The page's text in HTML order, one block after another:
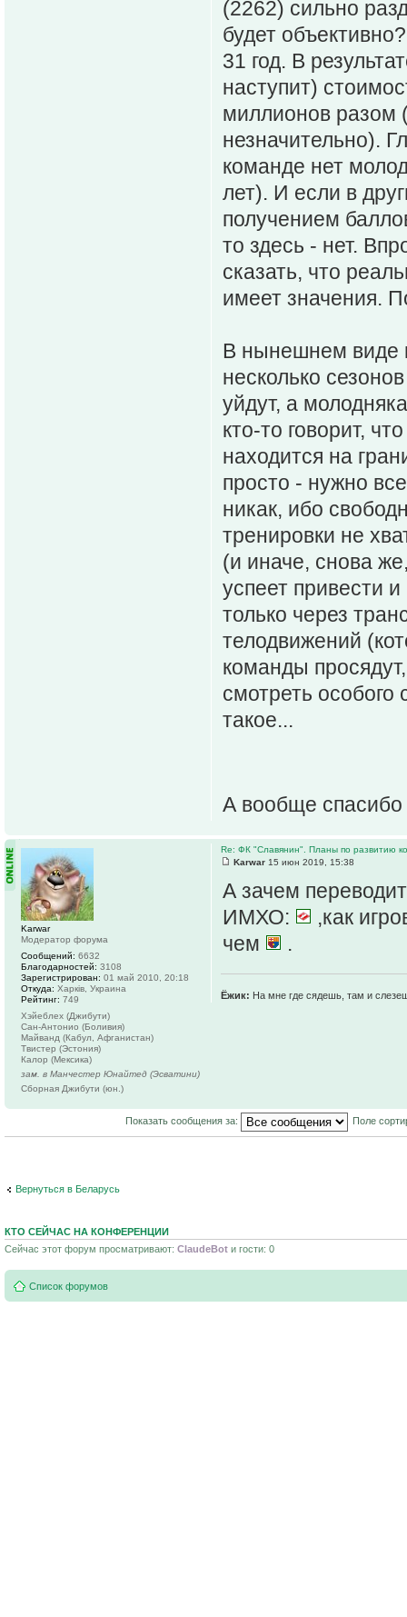
(2262) сильно
будет
31 год. В
наступит)
миллионов разом
незначительно).
команде нет
лет). И если в
получением
то здесь - нет.
сказать, что
имеет значения.
В нынешнем виде
несколько
уйдут, а
кто-то говорит,
находится на
просто - нужно
никак, ибо
тренировки не
(и иначе, снова
успеет привести
только через
телодвижений
команды
смотреть
такое...
А вообще
Re: ФК "Славянин". Планы по развитию
Karwar 15 июн 2019, 15:38
А зачем
ИМХО:
,как
чем
.
Ёжик: На мне где сядешь, там и
Karwar
Модератор форума
Сообщений: 6632
Благодарностей: 3108
Зарегистрирован: 01 май 2010, 20:18
Откуда: Харків, Украина
Рейтинг: 749
Хэйеблех (Джибути)
Сан-Антонио (Боливия)
Майванд (Кабул, Афганистан)
Твистер (Эстония)
Калор (Мексика)
зам. в Манчестер Юнайтед (Эсватини)
Сборная Джибути (юн.)
Показать сообщения за: Поле
Вернуться в Беларусь
КТО СЕЙЧАС НА КОНФЕРЕНЦИИ
Сейчас этот форум просматривают: ClaudeBot и гости: 0
Список форумов